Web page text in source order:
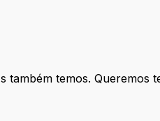
temos. Queremos